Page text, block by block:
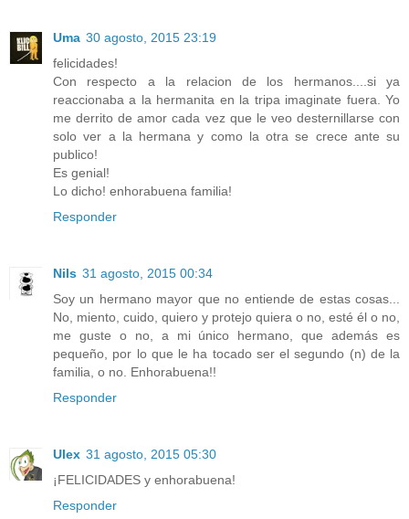
Uma 30 agosto, 2015 23:19
felicidades!
Con respecto a la relacion de los hermanos....si ya
reaccionaba a la hermanita en la tripa imaginate fuera. Yo
me derrito de amor cada vez que le veo desternillarse con
solo ver a la hermana y como la otra se crece ante su
publico!
Es genial!
Lo dicho! enhorabuena familia!
Responder
Nils 31 agosto, 2015 00:34
Soy un hermano mayor que no entiende de estas cosas...
No, miento, cuido, quiero y protejo quiera o no, esté él o no,
me guste o no, a mi único hermano, que además es
pequeño, por lo que le ha tocado ser el segundo (n) de la
familia, o no. Enhorabuena!!
Responder
Ulex 31 agosto, 2015 05:30
¡FELICIDADES y enhorabuena!
Responder